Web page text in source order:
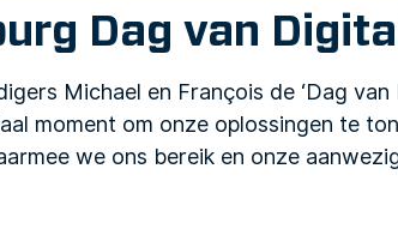
Dag van
Michael en François de ‘Dag van
moment om onze oplossingen te
we ons bereik en onze